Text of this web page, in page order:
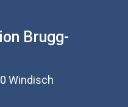
Brugg-
Windisch